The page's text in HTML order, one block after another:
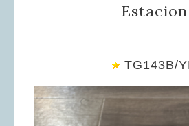
Estacion
TG143B/